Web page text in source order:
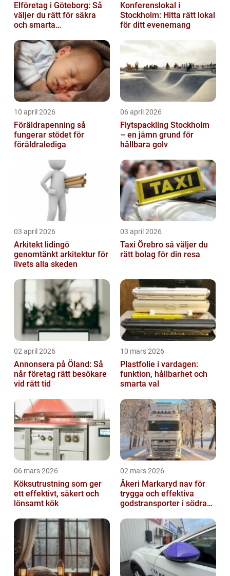
Elföretag i Göteborg: Så
väljer du rätt för säkra
och smarta
Konferenslokal i
Stockholm: Hitta rätt lokal
för ditt evenemang
10 april 2026
Föräldrapenning så
fungerar stödet för
föräldralediga
06 april 2026
Flytspackling Stockholm
– en jämn grund för
hållbara golv
03 april 2026
Arkitekt lidingö
genomtänkt arkitektur för
livets alla skeden
03 april 2026
Taxi Örebro så väljer du
rätt bolag för din resa
02 april 2026
Annonsera på Öland: Så
når företag rätt besökare
vid rätt tid
10 mars 2026
Plastfolie i vardagen:
funktion, hållbarhet och
smarta val
06 mars 2026
Köksutrustning som ger
ett effektivt, säkert och
lönsamt kök
02 mars 2026
Åkeri Markaryd nav för
trygga och effektiva
godstransporter i södra